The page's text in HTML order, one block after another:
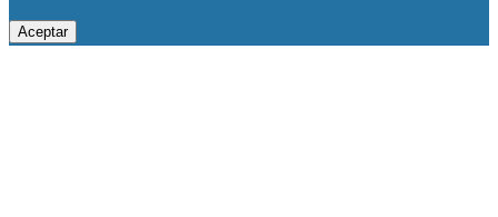
Aceptar